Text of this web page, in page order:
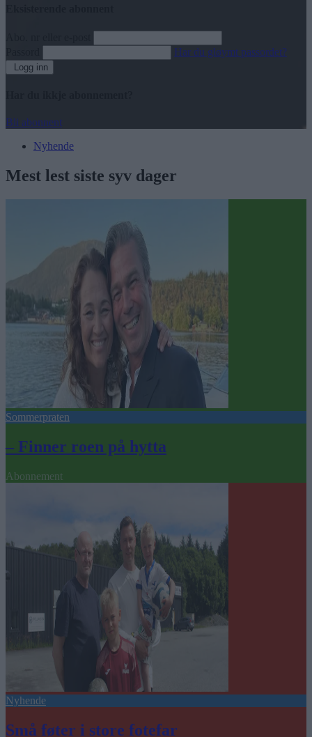
Har du gløymt passordet?
Logg inn
Bli abonnent
Nyhende
Mest lest siste syv dager
Sommerpraten
– Finner roen på hytta
Abonnement
Nyhende
Små føter i store fotefar